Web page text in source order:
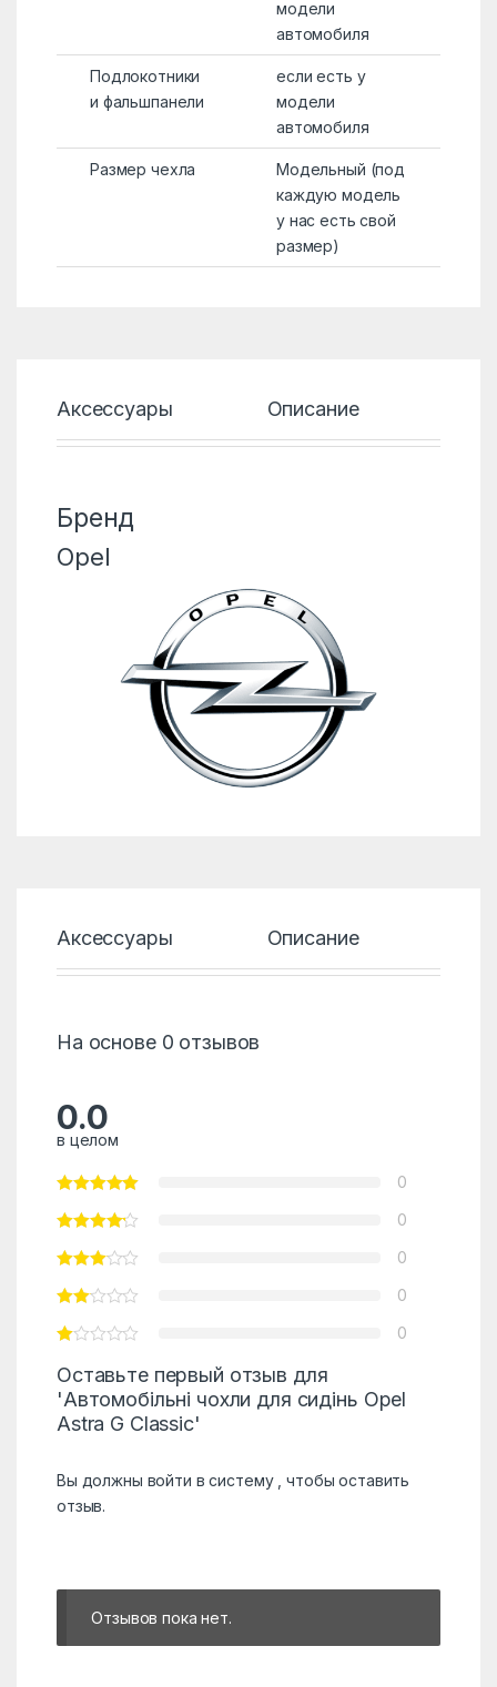
модели
автомобиля
Подлокотники
и фальшпанели
если есть у
модели
автомобиля
Размер чехла
Модельный (под
каждую модель
у нас есть свой
размер)
Аксессуары Описание
Бренд
Opel
Аксессуары Описание
На основе 0 отзывов
0.0
в целом
0
0
0
0
0
Оставьте первый отзыв для
'Автомобільні чохли для сидінь Opel
Astra G Classic'
Вы должны войти в систему, чтобы оставить
отзыв.
Отзывов пока нет.